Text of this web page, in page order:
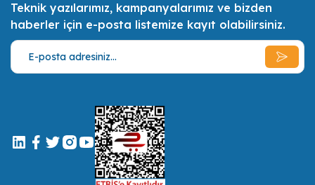
Türkiye bilişim sektörünün ilk 500 bilişim şirketinden biri olan GSL,
uzman sertifikalı mühendis kadrosuyla müşterilerinin ihtiyaçlarını en iyi
şekilde tespit etmek, onlara bu ihtiyaçları doğrultusunda olabilecek en
ekonomik, en kaliteli ve en pratik çözümler ve alternatifler sunmak,
Teknik yazılarımız, kampanyalarımız ve bizden
haberler için e-posta listemize kayıt olabilirsiniz.